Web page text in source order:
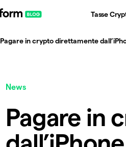
Tasse
Pagare in crypto direttamente
News
Pagare in